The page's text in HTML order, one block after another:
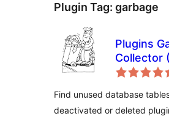
Plugin Tag: garbage
Plugins
Collector
Cleanup)
Find unused database
deactivated or deleted